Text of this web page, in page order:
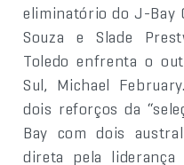
eliminatório do J-Bay
Souza e Slade
Toledo enfrenta o
Sul, Michael
dois reforços da
Bay com dois
direta pela